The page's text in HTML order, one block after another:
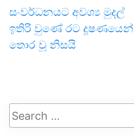
සංවර්ධනයට අවශ්‍ය මුදල්
ඉතිරි වුණේ රට දූෂණයෙන්
තොර වූ නිසයි